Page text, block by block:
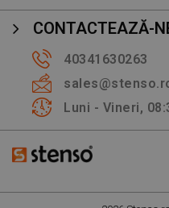
CONTACTEAZĂ-
40341630263
Luni - Vineri,